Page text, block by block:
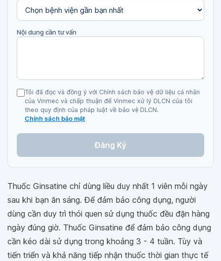
Nội dung cần tư vấn
Tôi đã đọc và đồng ý với Chính sách bảo vệ dữ liệu cá nhân
của Vinmec và chấp thuận để Vinmec xử lý DLCN của tôi
theo quy định của pháp luật về bảo vệ DLCN.
Chính sách bảo mật
Đăng Ký
Thuốc Ginsatine chỉ dùng liều duy nhất 1 viên mỗi ngày
sau khi bạn ăn sáng. Để đảm bảo công dụng, người
dùng cần duy trì thói quen sử dụng thuốc đều đặn hàng
ngày đúng giờ. Thuốc Ginsatine để đảm bảo công dụng
cần kéo dài sử dụng trong khoảng 3 - 4 tuần. Tùy và
tiến triển và khả năng tiếp nhận thuốc thời gian thực tế